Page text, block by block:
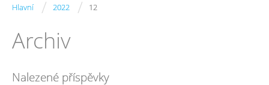
Hlavní / 2022 / 12
Archiv
Nalezené příspěvky